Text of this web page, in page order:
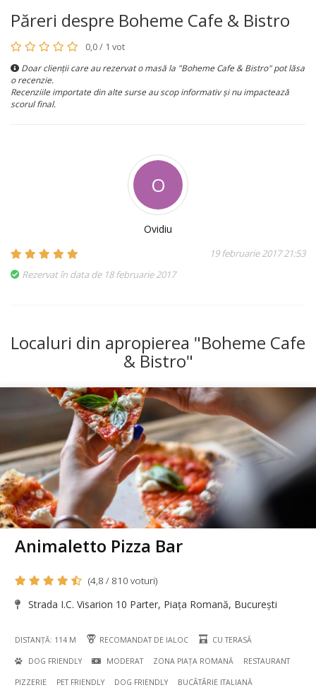
Păreri despre Boheme Cafe & Bistro
0,0 / 1 vot
Doar clienții care au rezervat o masă la "Boheme Cafe & Bistro" pot lăsa
o recenzie.
Recenziile importate din alte surse au scop informativ și nu impactează
scorul final.
O
Ovidiu
19 februarie 2017 21:53
Rezervat în data de 18 februarie 2017
Localuri din apropierea "Boheme Cafe
& Bistro"
Animaletto Pizza Bar
(4,8 / 810 voturi)
Strada I.C. Visarion 10 Parter, Piața Romană, București
DISTANȚĂ: 114 M RECOMANDAT DE IALOC CU TERASĂ
DOG FRIENDLY MODERAT ZONA PIAȚA ROMANĂ RESTAURANT
PIZZERIE PET FRIENDLY DOG FRIENDLY BUCÃTÃRIE ITALIANĂ